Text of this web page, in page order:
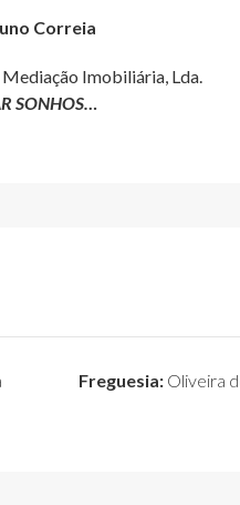
Correia
Imobiliária, Lda.
SONHOS…
Freguesia:Oliveira